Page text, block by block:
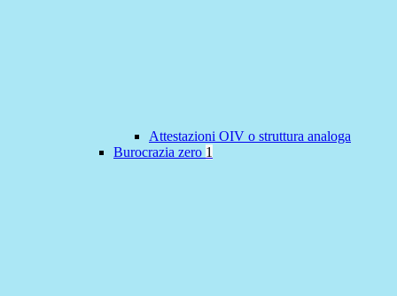
Attestazioni OIV o struttura analoga
Burocrazia zero 1